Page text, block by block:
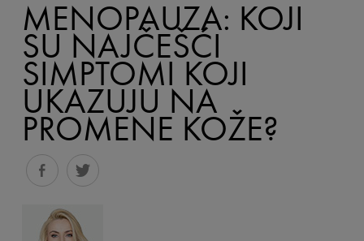
MENOPAUZA: KOJI
SU NAJČEŠĆI
SIMPTOMI KOJI
UKAZUJU NA
PROMENE KOŽE?